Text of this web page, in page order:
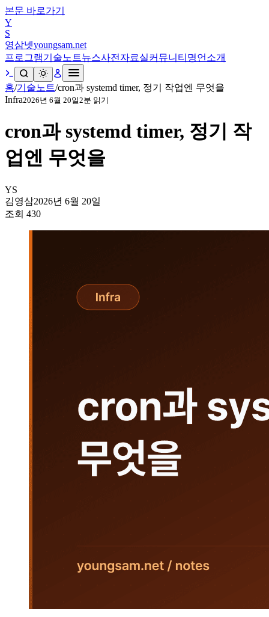
본문 바로가기
Y
S
영삼넷youngsam.net
프로그램기술노트뉴스사전 자료실커뮤니티 명언 소개
홈/기술노트/cron과 systemd timer, 정기 작업엔 무엇을
Infra2026년 6월 20일2분 읽기
cron과 systemd timer, 정기 작
업엔 무엇을
YS
김영삼2026년 6월 20일
조회 430